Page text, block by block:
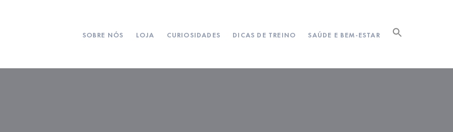
SOBRE NÓS LOJA CURIOSIDADES DICAS DE TREINO SAÚDE E BEM-ESTAR